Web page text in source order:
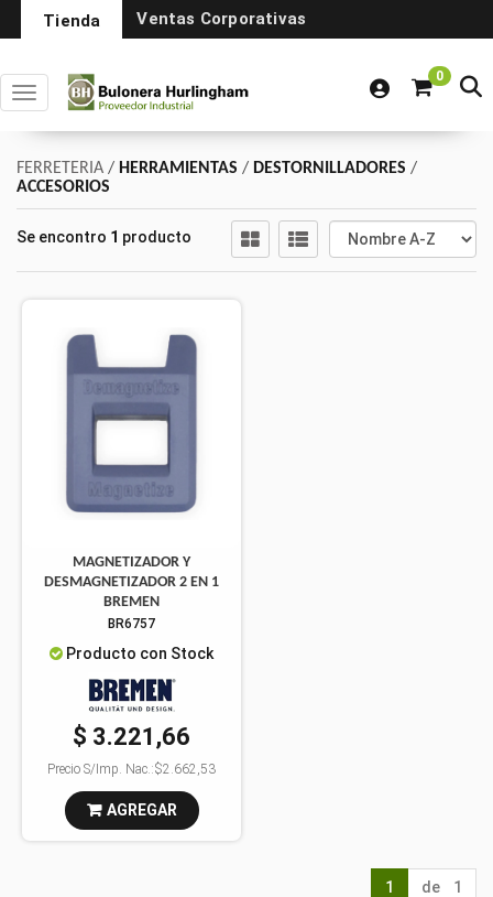
Tienda Ventas Corporativas
0
Toggle navigation
FERRETERIA / HERRAMIENTAS / DESTORNILLADORES /
ACCESORIOS
Se encontro 1 producto
MAGNETIZADOR Y
DESMAGNETIZADOR 2 EN 1
BREMEN
BR6757
Producto con Stock
$ 3.221,66
Precio S/Imp. Nac.:$2.662,53
AGREGAR
1 de 1